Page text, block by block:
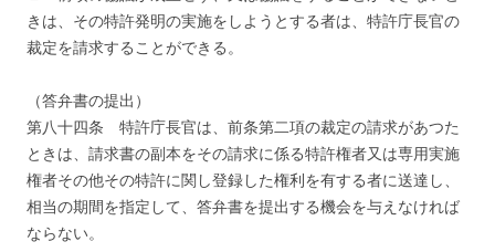
きは、その特許発明の実施をしようとする者は、特許庁長官の
裁定を請求することができる。
（答弁書の提出）
第八十四条 特許庁長官は、前条第二項の裁定の請求があつた
ときは、請求書の副本をその請求に係る特許権者又は専用実施
権者その他その特許に関し登録した権利を有する者に送達し、
相当の期間を指定して、答弁書を提出する機会を与えなければ
ならない。